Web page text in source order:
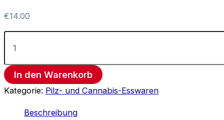
€14.00
In den Warenkorb
Kategorie: Pilz- und Cannabis-Esswaren
Beschreibung
werden